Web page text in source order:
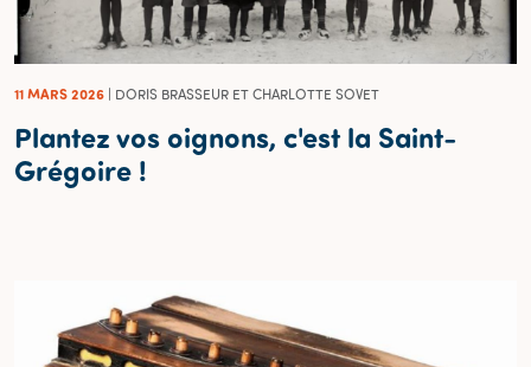
11 MARS 2026 | DORIS BRASSEUR ET CHARLOTTE SOVET
Plantez vos oignons, c'est la Saint-
Grégoire !